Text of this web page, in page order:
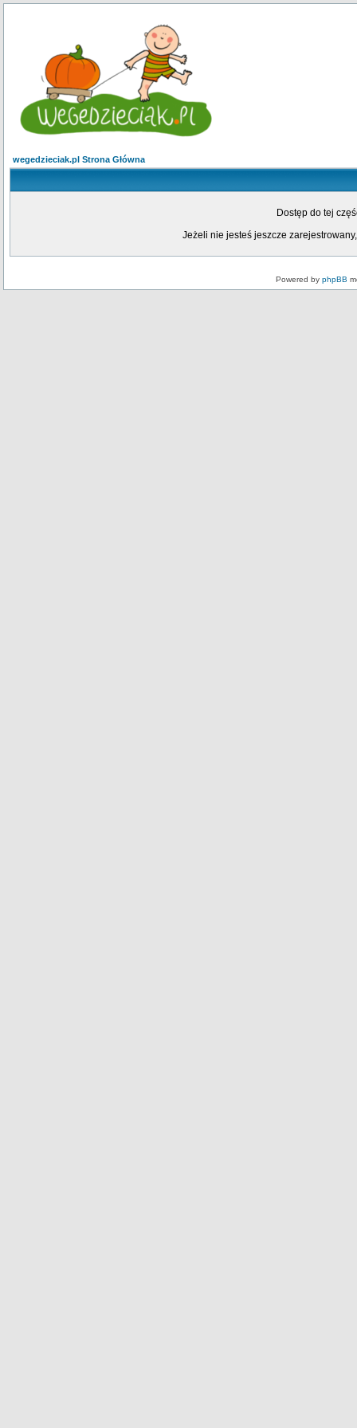
wegedzieciak.pl Strona Główna
Dostęp do tej
Jeżeli nie jesteś jeszcze
Powered by phpBB